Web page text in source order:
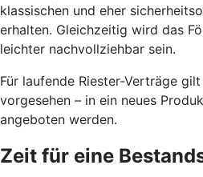
klassischen und eher
erhalten. Gleichzeitig wird das
leichter nachvollziehbar sein.
Für laufende Riester-Verträge
vorgesehen – in ein neues
angeboten werden.
Zeit für eine